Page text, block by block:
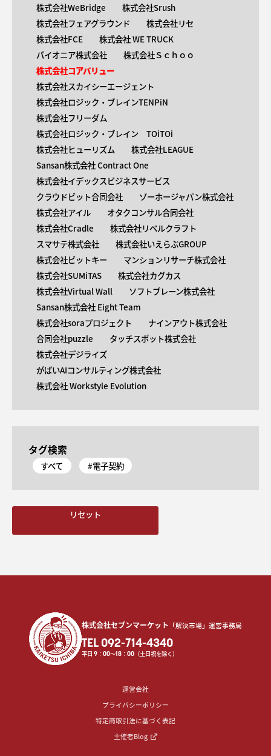
株式会社WeBridge
株式会社Srush
株式会社フェアグラウンド
株式会社リセ
株式会社FCE
株式会社 WE TRUCK
パイオニア株式会社
株式会社Ｓｃｈｏｏ
株式会社コアバリュー
株式会社スカイシーエージェント
株式会社ロジック・ブレインTENPiN
株式会社フリーダム
株式会社ロジック・ブレイン TOiTOi
株式会社ヒューリズム
株式会社LEAGUE
Sansan株式会社 Contract One
株式会社イデックスビジネスサービス
クラウドビット合同会社
ゾーホージャパン株式会社
株式会社アイル
オタクコンサル合同会社
株式会社Cradle
株式会社リベルクラフト
スマサテ株式会社
株式会社いえらぶGROUP
株式会社ビットキー
マンションリサーチ株式会社
株式会社SUMiTAS
株式会社カグカス
株式会社Virtual Wall
ソフトブレーン株式会社
Sansan株式会社 Eight Team
株式会社soraプロジェクト
ナインアウト株式会社
合同会社puzzle
タッチスポット株式会社
株式会社デジライズ
がばいAIコンサルティング株式会社
株式会社 Workstyle Evolution
タグ検索
すべて #電子契約
リセット
株式会社セブンマーケット 「解決市場」運営事務局
TEL 092-714-4340
平日9 ：00〜18 ：00 （土日祝を除く）
運営会社
プライバシーポリシー
特定商取引法に基づく表記
主催者Blog